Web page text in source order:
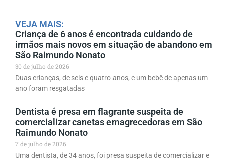
VEJA MAIS:
Criança de 6 anos é encontrada cuidando de
irmãos mais novos em situação de abandono em
São Raimundo Nonato
30 de julho de 2026
Duas crianças, de seis e quatro anos, e um bebê de apenas um
ano foram resgatadas
Dentista é presa em flagrante suspeita de
comercializar canetas emagrecedoras em São
Raimundo Nonato
7 de julho de 2026
Uma dentista, de 34 anos, foi presa suspeita de comercializar e